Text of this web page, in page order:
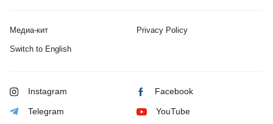
Медиа-кит Privacy Policy
Switch to English
Instagram Facebook
Telegram YouTube